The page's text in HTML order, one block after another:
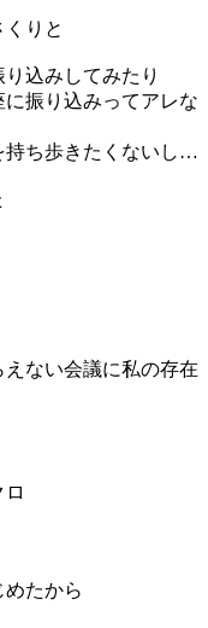
りと
込みしてみたり
振り込みってアレな
持ち歩きたくないし…
ない会議に私の存在
たから